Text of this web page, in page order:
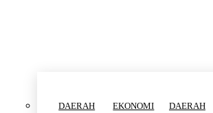
DAERAH EKONOMI DAERAH